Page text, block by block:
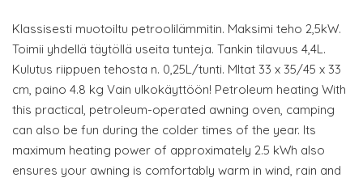
Klassisesti muotoiltu petroolilämmitin. Maksimi teho 2,5kW.
Toimii yhdellä täytöllä useita tunteja. Tankin tilavuus 4,4L.
Kulutus riippuen tehosta n. 0,25L/tunti. MItat 33 x 35/45 x 33
cm, paino 4.8 kg Vain ulkokäyttöön! Petroleum heating With
this practical, petroleum-operated awning oven, camping
can also be fun during the colder times of the year. Its
maximum heating power of approximately 2.5 kWh also
ensures your awning is comfortably warm in wind, rain and